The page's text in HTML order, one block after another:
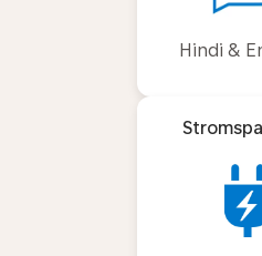
Hindi &